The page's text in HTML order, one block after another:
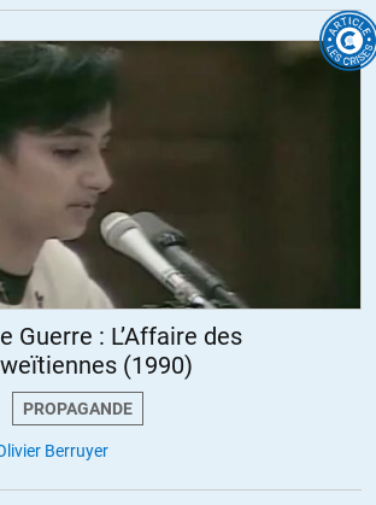
Guerre : L’Affaire des
(1990)
PROPAGANDE
Berruyer